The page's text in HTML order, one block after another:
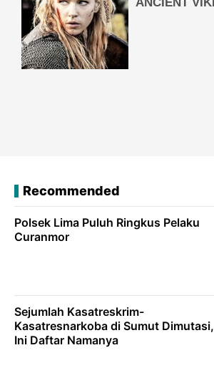
Recommended
Polsek Lima Puluh Ringkus Pelaku
Curanmor
Sejumlah Kasatreskrim-
Kasatresnarkoba di Sumut Dimutasi,
Ini Daftar Namanya